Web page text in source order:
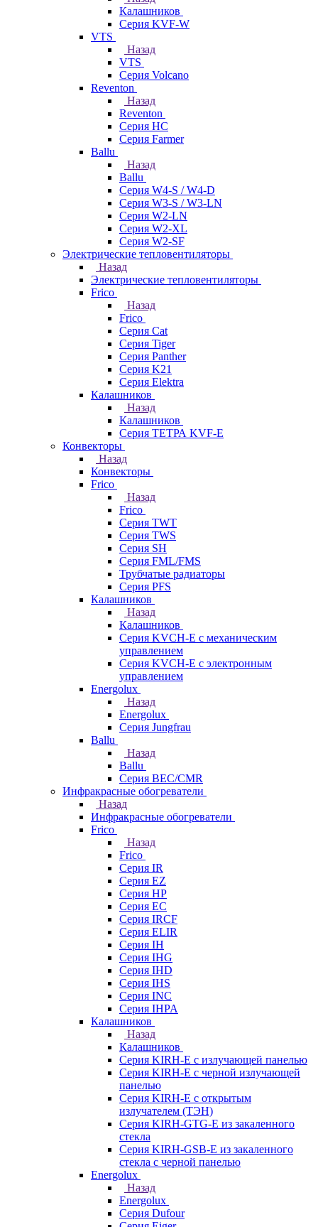
Калашников
Серия KVF-W
VTS
Назад
VTS
Серия Volcano
Reventon
Назад
Reventon
Серия HC
Серия Farmer
Ballu
Назад
Ballu
Серия W4-S / W4-D
Серия W3-S / W3-LN
Серия W2-LN
Серия W2-XL
Серия W2-SF
Электрические тепловентиляторы
Назад
Электрические тепловентиляторы
Frico
Назад
Frico
Серия Cat
Серия Tiger
Серия Panther
Серия K21
Серия Elektra
Калашников
Назад
Калашников
Серия ТЕТРА KVF-E
Конвекторы
Назад
Конвекторы
Frico
Назад
Frico
Серия TWT
Серия TWS
Серия SH
Серия FML/FMS
Трубчатые радиаторы
Серия PFS
Калашников
Назад
Калашников
Серия KVCH-E с механическим
управлением
Серия KVCH-E с электронным
управлением
Energolux
Назад
Energolux
Серия Jungfrau
Ballu
Назад
Ballu
Серия BEC/CMR
Инфракрасные обогреватели
Назад
Инфракрасные обогреватели
Frico
Назад
Frico
Серия IR
Серия EZ
Серия HP
Серия EC
Серия IRCF
Серия ELIR
Серия IH
Серия IHG
Серия IHD
Серия IHS
Серия INC
Серия IHPA
Калашников
Назад
Калашников
Серия KIRH-E с излучающей панелью
Серия KIRH-E с черной излучающей
панелью
Серия KIRH-E с открытым
излучателем (ТЭН)
Серия KIRH-GTG-E из закаленного
стекла
Серия KIRH-GSB-E из закаленного
стекла с черной панелью
Energolux
Назад
Energolux
Серия Dufour